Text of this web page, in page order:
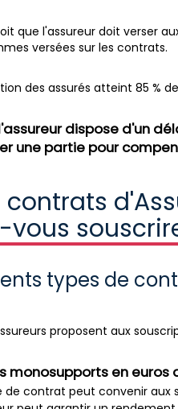
que l'assureur doit verser
versées sur les contrats.
des assurés atteint 85 %
dispose d'un
une partie pour
contrats
vous
types de
proposent aux
monosupports en
contrat peut convenir aux